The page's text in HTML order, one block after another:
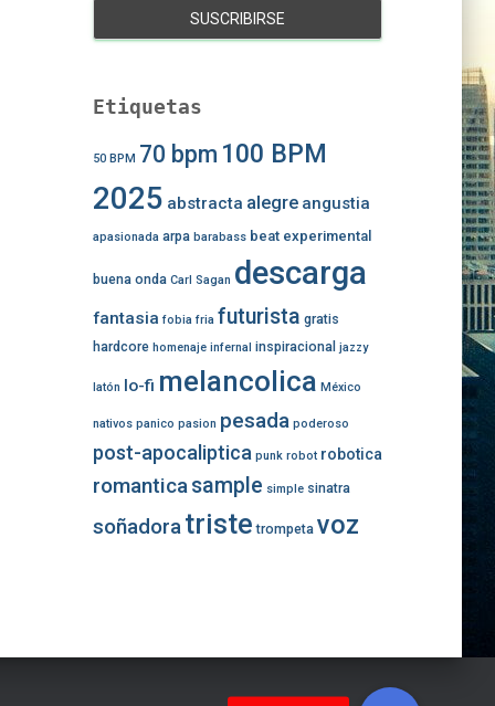
Etiquetas
50 BPM 70 bpm 100 BPM
2025 abstracta alegre angustia
apasionada arpa barabass beat experimental
buena onda Carl Sagan descarga
fantasia fobia fria futurista gratis
hardcore homenaje infernal inspiracional jazzy
latón lo-fi melancolica México
nativos panico pasion pesada poderoso
post-apocaliptica punk robot robotica
romanticasample simple sinatra
soñadora triste trompeta voz